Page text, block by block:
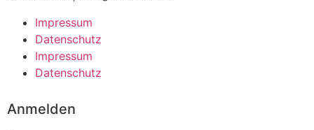
Impressum
Datenschutz
Impressum
Datenschutz
Anmelden